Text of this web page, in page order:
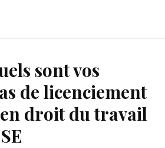
sont vos
de licenciement
droit du travail